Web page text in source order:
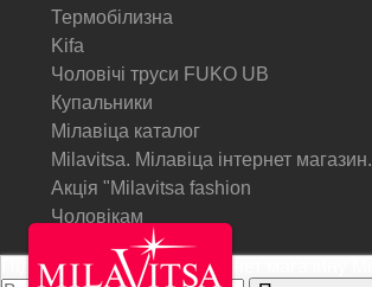
Термобілизна
Kifa
Чоловічі труси FUKO UB
Купальники
Мілавіца каталог
Milavitsa. Мілавіца інтернет магазин.
Акція "Milavitsa fashion
Чоловікам
Підписатися на Акції інтернет магазину
© Milavitsa.